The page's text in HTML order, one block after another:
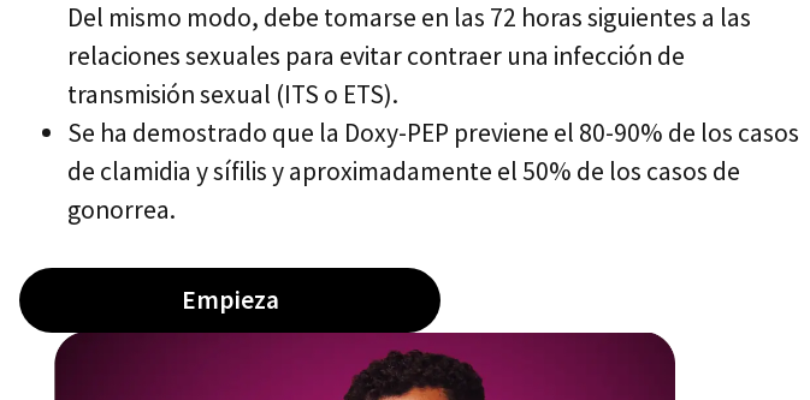
Del mismo modo, debe tomarse en las 72 horas siguientes a las
relaciones sexuales para evitar contraer una infección de
transmisión sexual (ITS o ETS).
Se ha demostrado que la Doxy-PEP previene el 80-90% de los casos
de clamidia y sífilis y aproximadamente el 50% de los casos de
gonorrea.
Empieza